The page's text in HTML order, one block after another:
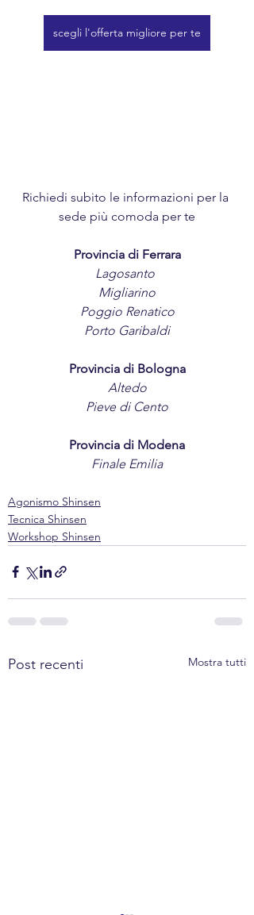
scegli l'offerta migliore per te
Richiedi subito le informazioni per la
sede più comoda per te
Provincia di Ferrara
Lagosanto
Migliarino
Poggio Renatico
Porto Garibaldi
Provincia di Bologna
Altedo
Pieve di Cento
Provincia di Modena
Finale Emilia
Agonismo Shinsen
Tecnica Shinsen
Workshop Shinsen
Post recenti Mostra tutti